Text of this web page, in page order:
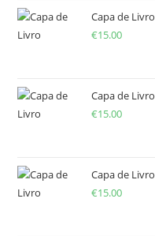
Capa de Livro
€15.00
Capa de Livro
€15.00
Capa de Livro
€15.00